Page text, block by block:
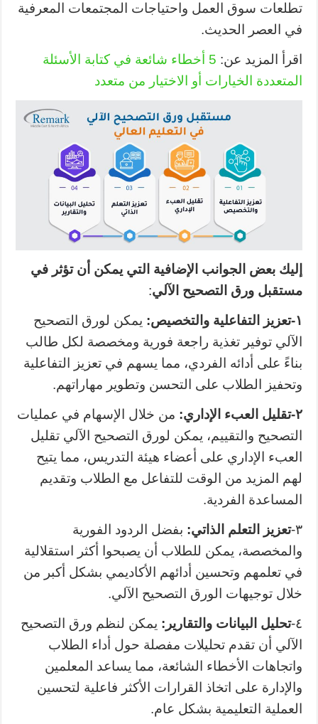
تطلعات سوق العمل واحتياجات المجتمعات المعرفية
في العصر الحديث.
اقرأ المزيد عن:
5 أخطاء شائعة في كتابة الأسئلة
المتعددة الخيارات أو الاختيار من متعدد
إليك بعض الجوانب الإضافية التي يمكن أن تؤثر في
مستقبل ورق التصحيح الآلي:
١-تعزيز التفاعلية والتخصيص: يمكن لورق التصحيح
الآلي توفير تغذية راجعة فورية ومخصصة لكل طالب
بناءً على أدائه الفردي، مما يسهم في تعزيز التفاعلية
وتحفيز الطلاب على التحسن وتطوير مهاراتهم.
٢-تقليل العبء الإداري:
من خلال الإسهام في عمليات
التصحيح والتقييم، يمكن لورق التصحيح الآلي تقليل
العبء الإداري على أعضاء هيئة التدريس، مما يتيح
لهم المزيد من الوقت للتفاعل مع الطلاب وتقديم
المساعدة الفردية.
٣- تعزيز التعلم الذاتي: بفضل الردود الفورية
والمخصصة، يمكن للطلاب أن يصبحوا أكثر استقلالية
في تعلمهم وتحسين أدائهم الأكاديمي بشكل أكبر من
خلال توجيهات الورق التصحيح الآلي.
٤- تحليل البيانات والتقارير: يمكن لنظم ورق التصحيح
الآلي أن تقدم تحليلات مفصلة حول أداء الطلاب
واتجاهات الأخطاء الشائعة، مما يساعد المعلمين
والإدارة على اتخاذ القرارات الأكثر فاعلية لتحسين
العملية التعليمية بشكل عام.